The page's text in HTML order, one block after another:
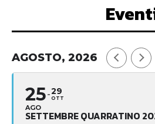
AGOSTO, 2026
25
AGO
29
OTT
SETTEMBRE QUARRATINO